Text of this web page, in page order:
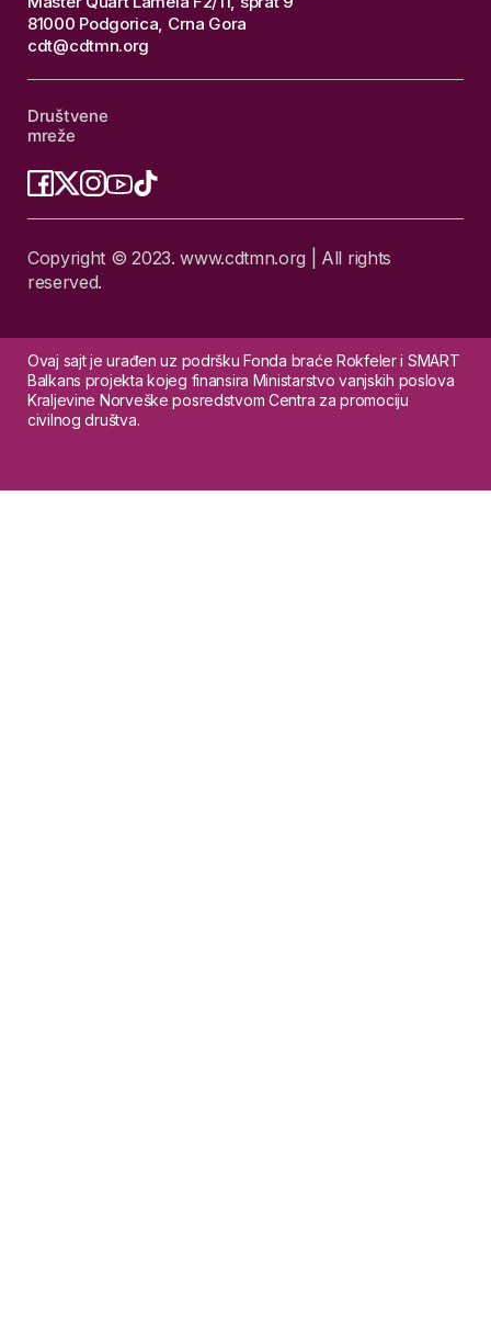
81000 Podgorica, Crna Gora
cdt@cdtmn.org
Društvene
mreže
Copyright © 2023. www.cdtmn.org | All rights
reserved.
Ovaj sajt je urađen uz podršku Fonda braće Rokfeler i SMART
Balkans projekta kojeg finansira Ministarstvo vanjskih poslova
Kraljevine Norveške posredstvom Centra za promociju
civilnog društva.